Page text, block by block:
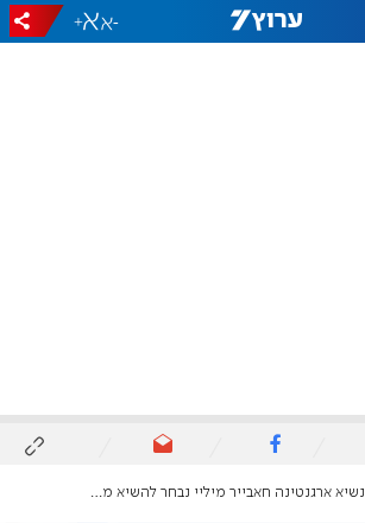
-
+
נשיא ארגנטינה חאבייר מיליי נבחר להשיא משואה ביום העצמאות